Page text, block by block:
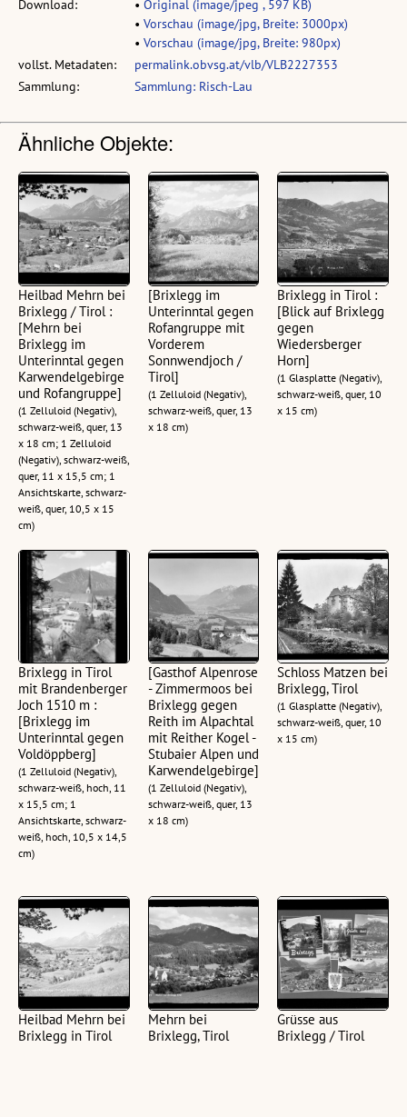
Download:
• Original (image/jpeg , 597 KB)
• Vorschau (image/jpg, Breite: 3000px)
• Vorschau (image/jpg, Breite: 980px)
vollst. Metadaten:
permalink.obvsg.at/vlb/VLB2227353
Sammlung:
Sammlung: Risch-Lau
Ähnliche Objekte:
Heilbad Mehrn bei
Brixlegg / Tirol :
[Mehrn bei
Brixlegg im
Unterinntal gegen
Karwendelgebirge
und Rofangruppe]
(1 Zelluloid (Negativ),
schwarz-weiß, quer, 13
x 18 cm; 1 Zelluloid
(Negativ), schwarz-weiß,
quer, 11 x 15,5 cm; 1
Ansichtskarte, schwarz-
weiß, quer, 10,5 x 15
cm)
[Brixlegg im
Unterinntal gegen
Rofangruppe mit
Vorderem
Sonnwendjoch /
Tirol]
(1 Zelluloid (Negativ),
schwarz-weiß, quer, 13
x 18 cm)
Brixlegg in Tirol :
[Blick auf Brixlegg
gegen
Wiedersberger
Horn]
(1 Glasplatte (Negativ),
schwarz-weiß, quer, 10
x 15 cm)
Brixlegg in Tirol
mit Brandenberger
Joch 1510 m :
[Brixlegg im
Unterinntal gegen
Voldöppberg]
(1 Zelluloid (Negativ),
schwarz-weiß, hoch, 11
x 15,5 cm; 1
Ansichtskarte, schwarz-
weiß, hoch, 10,5 x 14,5
cm)
[Gasthof Alpenrose
- Zimmermoos bei
Brixlegg gegen
Reith im Alpachtal
mit Reither Kogel -
Stubaier Alpen und
Karwendelgebirge]
(1 Zelluloid (Negativ),
schwarz-weiß, quer, 13
x 18 cm)
Schloss Matzen bei
Brixlegg, Tirol
(1 Glasplatte (Negativ),
schwarz-weiß, quer, 10
x 15 cm)
Heilbad Mehrn bei
Brixlegg in Tirol
Mehrn bei
Brixlegg, Tirol
Grüsse aus
Brixlegg / Tirol